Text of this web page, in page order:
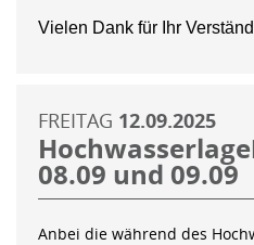
Vielen Dank für Ihr
FREITAG 12.09.2025
08.09 und 09.09
Anbei die während des